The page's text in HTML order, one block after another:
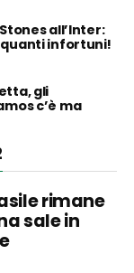
all’Inter:
quanti infortuni!
gli
c’è ma
rimane
sale in